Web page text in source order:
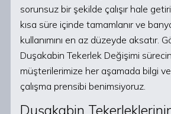
sorunsuz bir şekilde çalışır hale
kısa süre içinde tamamlanır ve
kullanımını en az düzeyde aksatır.
Duşakabin Tekerlek Değişimi
müşterilerimize her aşamada bilgi
çalışma prensibi benimsiyoruz.
Duşakabin